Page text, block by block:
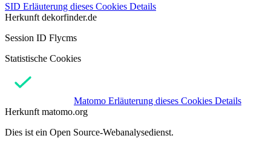
SID Erläuterung dieses Cookies Details
Herkunft dekorfinder.de
Session ID Flycms
Statistische Cookies
Matomo Erläuterung dieses Cookies Details
Herkunft matomo.org
Dies ist ein Open Source-Webanalysedienst.